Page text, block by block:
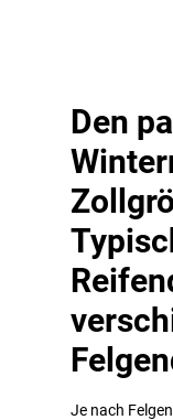
Den
Je nach